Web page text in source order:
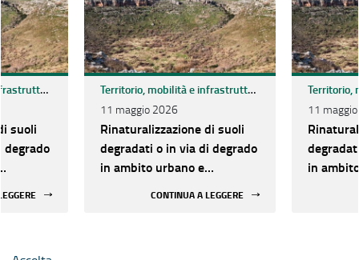
Territorio, mobilità e infrastrutture
suoli
Territorio, mobilità e infrastrutture
11 maggio 2026
Rinaturalizzazione di suoli
degradati o in via di degrado
in ambito urbano e
CONTINUA A LEGGERE
11
in ambito urbano e